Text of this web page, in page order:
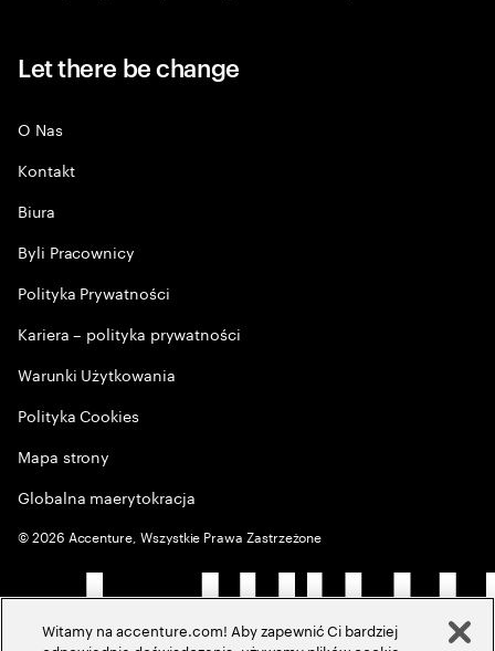
Let there be change
O Nas
Kontakt
Biura
Byli Pracownicy
Polityka Prywatności
Kariera – polityka prywatności
Warunki Użytkowania
Polityka Cookies
Mapa strony
Globalna maerytokracja
©2026 Accenture, Wszystkie Prawa Zastrzeżone
Witamy na accenture.com! Aby zapewnić Ci bardziej